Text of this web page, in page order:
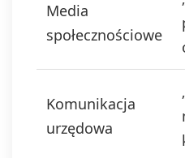
Media
społecznościowe
Komunikacja
urzędowa